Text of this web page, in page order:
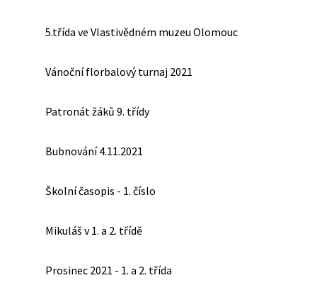
5.třída ve Vlastivědném muzeu Olomouc
Vánoční florbalový turnaj 2021
Patronát žáků 9. třídy
Bubnování 4.11.2021
Školní časopis - 1. číslo
Mikuláš v 1. a 2. třídě
Prosinec 2021 - 1. a 2. třída